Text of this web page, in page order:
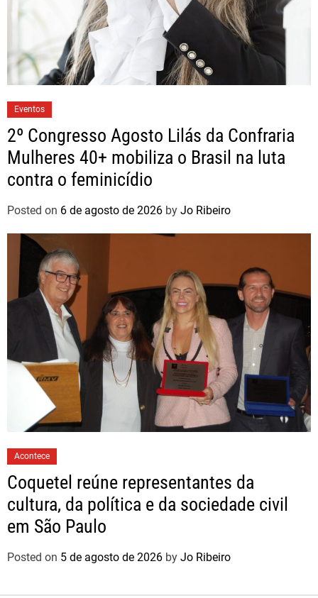
Eventos
2º Congresso Agosto Lilás da Confraria
Mulheres 40+ mobiliza o Brasil na luta
contra o feminicídio
Posted on 6 de agosto de 2026 by Jo Ribeiro
Acontece
Coquetel reúne representantes da
cultura, da política e da sociedade civil
em São Paulo
Posted on 5 de agosto de 2026 by Jo Ribeiro